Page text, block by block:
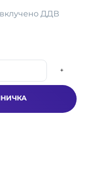
ДДВ
+